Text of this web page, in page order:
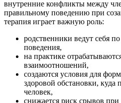
внутренние конфликты между
правильному поведению при
терапия играет важную роль:
родственники ведут себя
поведения,
на практике
взаимоотношений,
создаются условия для
здоровой обстановки, куда
человек,
снижается риск срывов